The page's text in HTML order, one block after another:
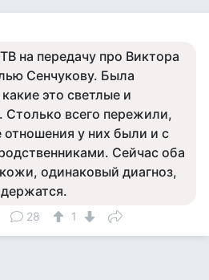
на передачу про Виктора
Сенчукову. Была
это светлые и
всего пережили,
у них были и с
Сейчас оба
одинаковый диагноз,
28 1